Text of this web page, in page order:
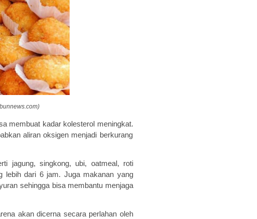
membuat kadar kolesterol meningkat.
aliran oksigen menjadi berkurang
jagung, singkong, ubi, oatmeal, roti
lebih dari 6 jam. Juga makanan yang
sehingga bisa membantu menjaga
akan dicerna secara perlahan oleh